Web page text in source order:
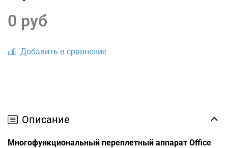
Добавить в сравнение
0 руб
Описание
Многофункциональный переплетный аппарат Office